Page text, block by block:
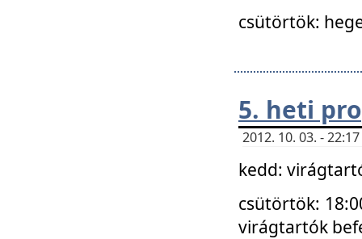
csütörtök:
5. heti
2012. 10. 03. -
kedd:
csütörtök:
virágtartók